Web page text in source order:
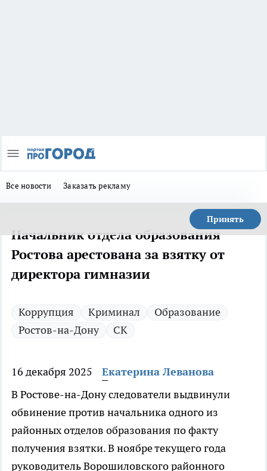
Все новости Заказать рекламу
Принять
Начальник отдела образования
Ростова арестована за взятку от
директора гимназии
Коррупция Криминал
Образование
Ростов-на-Дону
СК
16 декабря 2025
Екатерина Леванова
В Ростове-на-Дону следователи выдвинули
обвинение против начальника одного из
районных отделов образования по факту
получения взятки. В ноябре текущего года
руководитель Ворошиловского районного